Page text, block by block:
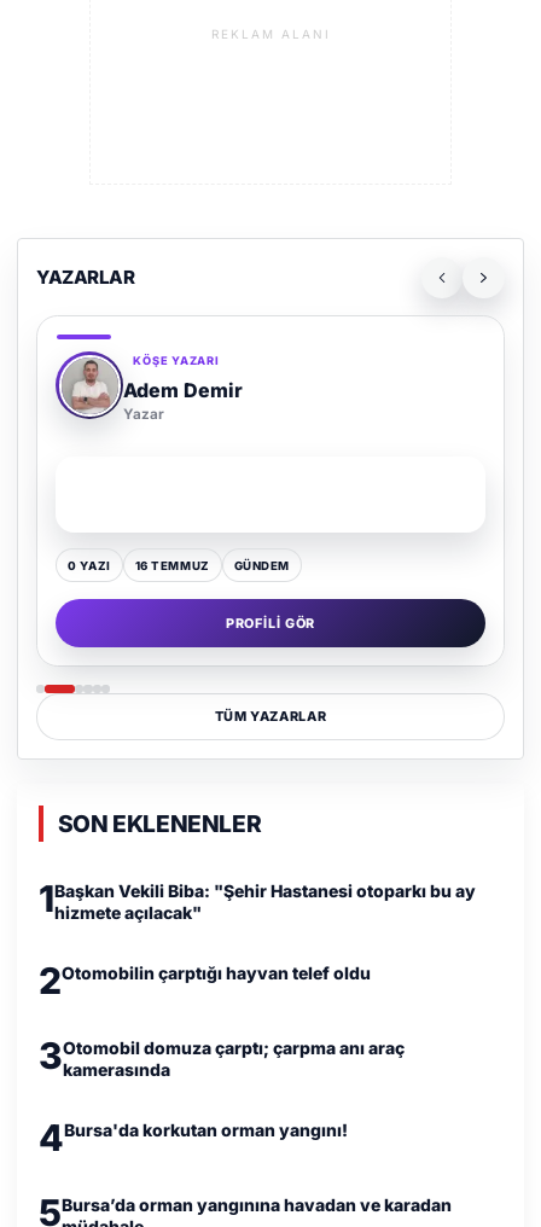
REKLAM ALANI
YAZARLAR
KÖŞE YAZARI
Adem Demir
Yazar
0 YAZI 16 TEMMUZ GÜNDEM
PROFILI GÖR
TÜM YAZARLAR
SON EKLENENLER
1Başkan Vekili Biba: "Şehir Hastanesi otoparkı bu ay
hizmete açılacak"
2Otomobilin çarptığı hayvan telef oldu
3Otomobil domuza çarptı; çarpma anı araç
kamerasında
4Bursa'da korkutan orman yangını!
5Bursa’da orman yangınına havadan ve karadan